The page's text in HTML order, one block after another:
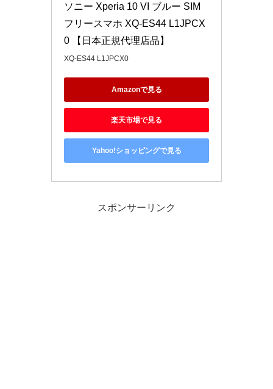
ソニー Xperia 10 VI ブルー SIM
フリースマホ XQ-ES44 L1JPCX
0 【日本正規代理店品】
XQ-ES44 L1JPCX0
Amazonで見る
楽天市場で見る
Yahoo!ショッピングで見る
スポンサーリンク